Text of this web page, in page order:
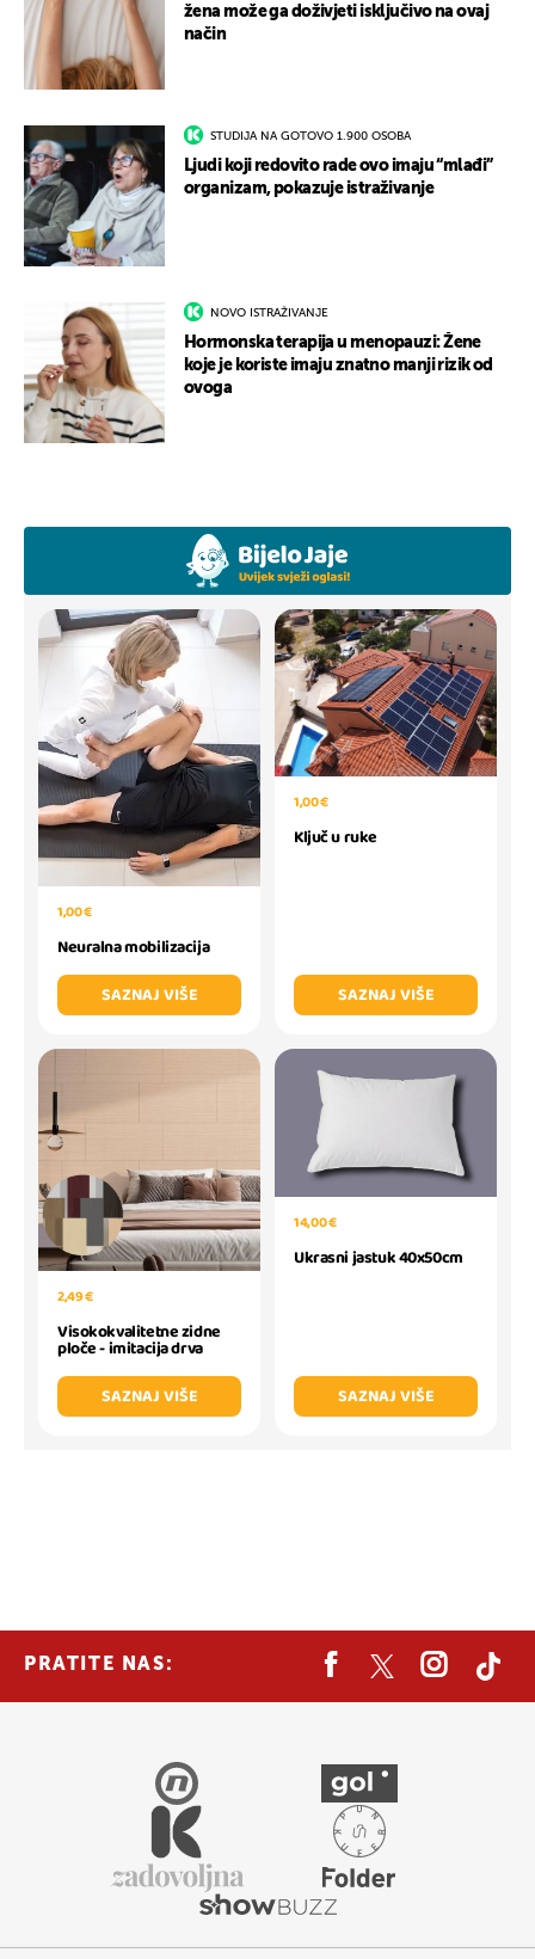
žena može ga doživjeti isključivo na ovaj
način
STUDIJA NA GOTOVO 1.900 OSOBA
Ljudi koji redovito rade ovo imaju “mlađi”
organizam, pokazuje istraživanje
NOVO ISTRAŽIVANJE
Hormonska terapija u menopauzi: Žene
koje je koriste imaju znatno manji rizik od
ovoga
1,00 €
Neuralna mobilizacija
SAZNAJ VIŠE
1,00 €
Ključ u ruke
SAZNAJ VIŠE
2,49 €
Visokokvalitetne zidne
ploče - imitacija drva
SAZNAJ VIŠE
14,00 €
Ukrasni jastuk 40x50cm
SAZNAJ VIŠE
PRATITE NAS: